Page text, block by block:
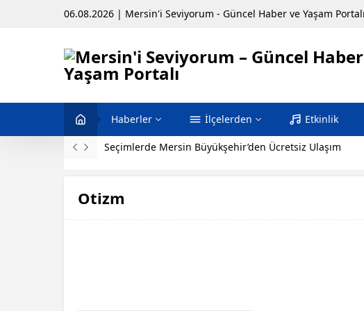
06.08.2026 | Mersin'i Seviyorum - Güncel Haber ve Yaşam Portalı
Haberler İlçelerden Etkinlik
Seçimlerde Mersin Büyükşehir’den Ücretsiz Ulaşım
Otizm